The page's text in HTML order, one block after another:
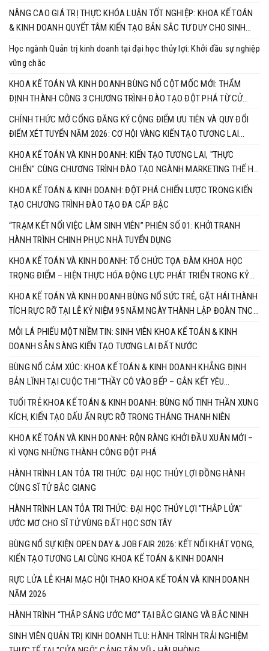
THỨC VÀO CUỘC ĐUA RỰC LỬA
NÂNG CAO GIÁ TRỊ THỰC KHÓA LUẬN TỐT NGHIỆP: KHOA KẾ TOÁN
& KINH DOANH QUYẾT TÂM KIẾN TẠO BẢN SẮC TƯ DUY CHO SINH
Học ngành Quản trị kinh doanh tại đại học thủy lợi: Khởi đầu sự nghiệp
vững chắc
KHOA KẾ TOÁN VÀ KINH DOANH BÙNG NỔ CỘT MỐC MỚI: THẨM
ĐỊNH THÀNH CÔNG 3 CHƯƠNG TRÌNH ĐÀO TẠO ĐỘT PHÁ TỪ CỬ
NHÂN ĐẾN TIẾN SĨ
CHÍNH THỨC MỞ CỔNG ĐĂNG KÝ CỘNG ĐIỂM ƯU TIÊN VÀ QUY ĐỔI
ĐIỂM XÉT TUYỂN NĂM 2026: CƠ HỘI VÀNG KIẾN TẠO TƯƠNG LAI
CÙNG KHOA KẾ TOÁN & KINH DOANH
KHOA KẾ TOÁN VÀ KINH DOANH: KIẾN TẠO TƯƠNG LAI, "THỰC
CHIẾN" CÙNG CHƯƠNG TRÌNH ĐÀO TẠO NGÀNH MARKETING THẾ HỆ
KHOA KẾ TOÁN & KINH DOANH: ĐỘT PHÁ CHIẾN LƯỢC TRONG KIẾN
TẠO CHƯƠNG TRÌNH ĐÀO TẠO ĐA CẤP BẬC
“TRẠM KẾT NỐI VIỆC LÀM SINH VIÊN” PHIÊN SỐ 01: KHỞI TRANH
HÀNH TRÌNH CHINH PHỤC NHÀ TUYỂN DỤNG
KHOA KẾ TOÁN VÀ KINH DOANH: TỔ CHỨC TỌA ĐÀM KHOA HỌC
TRỌNG ĐIỂM – HIỆN THỰC HÓA ĐỘNG LỰC PHÁT TRIỂN TRONG KỶ
NGUYÊN MỚI
KHOA KẾ TOÁN VÀ KINH DOANH BÙNG NỔ SỨC TRẺ, GẶT HÁI THÀNH
TÍCH RỰC RỠ TẠI LỄ KỶ NIỆM 95 NĂM NGÀY THÀNH LẬP ĐOÀN TNCS
HỒ CHÍ MINH
MỖI LÁ PHIẾU MỘT NIỀM TIN: SINH VIÊN KHOA KẾ TOÁN & KINH
DOANH SẴN SÀNG KIẾN TẠO TƯƠNG LAI ĐẤT NƯỚC
BÙNG NỔ CẢM XÚC: KHOA KẾ TOÁN & KINH DOANH KHẲNG ĐỊNH
BẢN LĨNH TẠI CUỘC THI “THẦY CÔ VÀO BẾP – GẮN KẾT YÊU
THƯƠNG”
TUỔI TRẺ KHOA KẾ TOÁN & KINH DOANH: BÙNG NỔ TINH THẦN XUNG
KÍCH, KIẾN TẠO DẤU ẤN RỰC RỠ TRONG THÁNG THANH NIÊN
KHOA KẾ TOÁN VÀ KINH DOANH: RỘN RÀNG KHỞI ĐẦU XUÂN MỚI –
KÌ VỌNG NHỮNG THÀNH CÔNG ĐỘT PHÁ
HÀNH TRÌNH LAN TỎA TRI THỨC: ĐẠI HỌC THỦY LỢI ĐỒNG HÀNH
CÙNG SĨ TỬ BẮC GIANG
HÀNH TRÌNH LAN TỎA TRI THỨC: ĐẠI HỌC THỦY LỢI "THẮP LỬA"
ƯỚC MƠ CHO SĨ TỬ VÙNG ĐẤT HỌC SƠN TÂY
BÙNG NỔ SỰ KIỆN OPEN DAY & JOB FAIR 2026: KẾT NỐI KHÁT VỌNG,
KIẾN TẠO TƯƠNG LAI CÙNG KHOA KẾ TOÁN & KINH DOANH
RỰC LỬA LỄ KHAI MẠC HỘI THAO KHOA KẾ TOÁN VÀ KINH DOANH
NĂM 2026
HÀNH TRÌNH “THẮP SÁNG ƯỚC MƠ” TẠI BẮC GIANG VÀ BẮC NINH
SINH VIÊN QUẢN TRỊ KINH DOANH TLU: HÀNH TRÌNH TRẢI NGHIỆM